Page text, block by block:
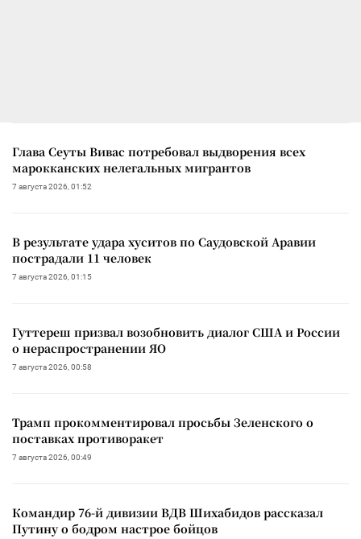
Глава Сеуты Вивас потребовал выдворения всех
марокканских нелегальных мигрантов
7 августа 2026, 01:52
В результате удара хуситов по Саудовской Аравии
пострадали 11 человек
7 августа 2026, 01:15
Гуттереш призвал возобновить диалог США и России
о нераспространении ЯО
7 августа 2026, 00:58
Трамп прокомментировал просьбы Зеленского о
поставках противоракет
7 августа 2026, 00:49
Командир 76-й дивизии ВДВ Шихабидов рассказал
Путину о бодром настрое бойцов